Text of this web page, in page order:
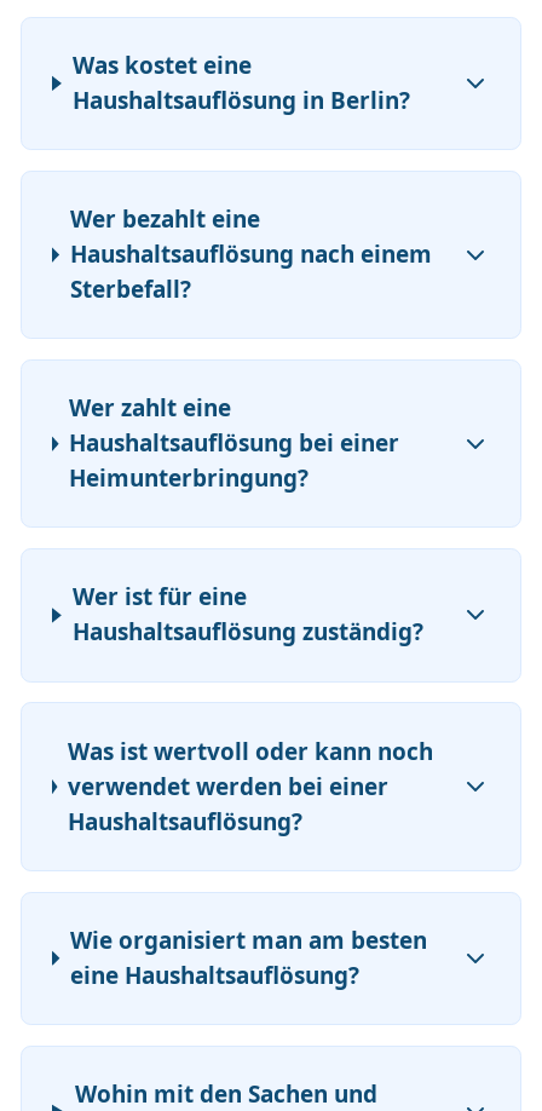
Was kostet eine
Haushaltsauflösung in Berlin?
Wer bezahlt eine
Haushaltsauflösung nach einem
Sterbefall?
Wer zahlt eine
Haushaltsauflösung bei einer
Heimunterbringung?
Wer ist für eine
Haushaltsauflösung zuständig?
Was ist wertvoll oder kann noch
verwendet werden bei einer
Haushaltsauflösung?
Wie organisiert man am besten
eine Haushaltsauflösung?
Wohin mit den Sachen und